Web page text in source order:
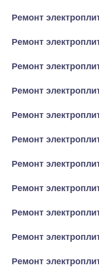
Ремонт
Ремонт
Ремонт
Ремонт
Ремонт
Ремонт
Ремонт
Ремонт
Ремонт
Ремонт
Ремонт